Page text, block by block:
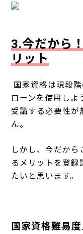
3.今だから
リット
国家資格は現段
ローンを使用しよ
受講する必要性が
ん。
しかし、今だから
るメリットを登録
たいと思います。
国家資格難易